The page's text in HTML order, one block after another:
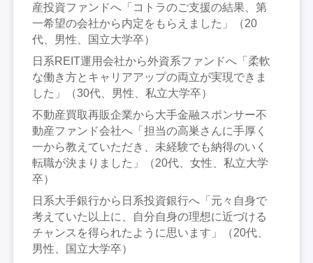
産投資ファンドへ「コトラのご支援の結果、第
一希望の会社から内定をもらえました」（20
代、男性、国立大学卒）
日系REIT運用会社から外資系ファンドへ「柔軟
な働き方とキャリアアップの両立が実現できま
した」（30代、男性、私立大学卒）
不動産買取再販企業から大手金融スポンサー不
動産ファンド会社へ「担当の高巣さんに手厚く
一から教えていただき、未経験でも納得のいく
転職が決まりました」（20代、女性、私立大学
卒）
日系大手銀行から日系投資銀行へ「元々自身で
考えていた以上に、自分自身の理想に近づける
チャンスを得られたように思います」（20代、
男性、国立大学卒）